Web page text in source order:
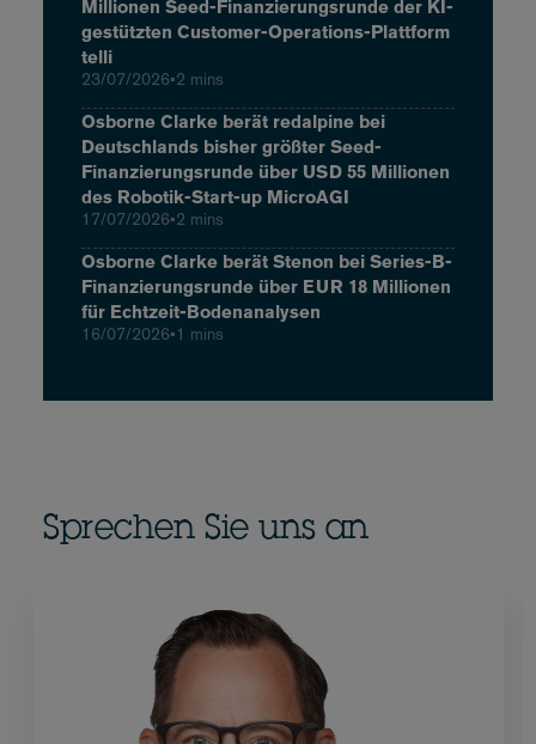
Millionen Seed-Finanzierungsrunde der KI-
gestützten Customer-Operations-Plattform
telli
23/07/2026•2 mins
Osborne Clarke berät redalpine bei
Deutschlands bisher größter Seed-
Finanzierungsrunde über USD 55 Millionen
des Robotik-Start-up MicroAGI
17/07/2026•2 mins
Osborne Clarke berät Stenon bei Series-B-
Finanzierungsrunde über EUR 18 Millionen
für Echtzeit-Bodenanalysen
16/07/2026•1 mins
Sprechen Sie uns an